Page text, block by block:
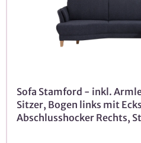
Sofa Stamford - inkl.
Sitzer, Bogen links mit
Abschlusshocker Rechts,